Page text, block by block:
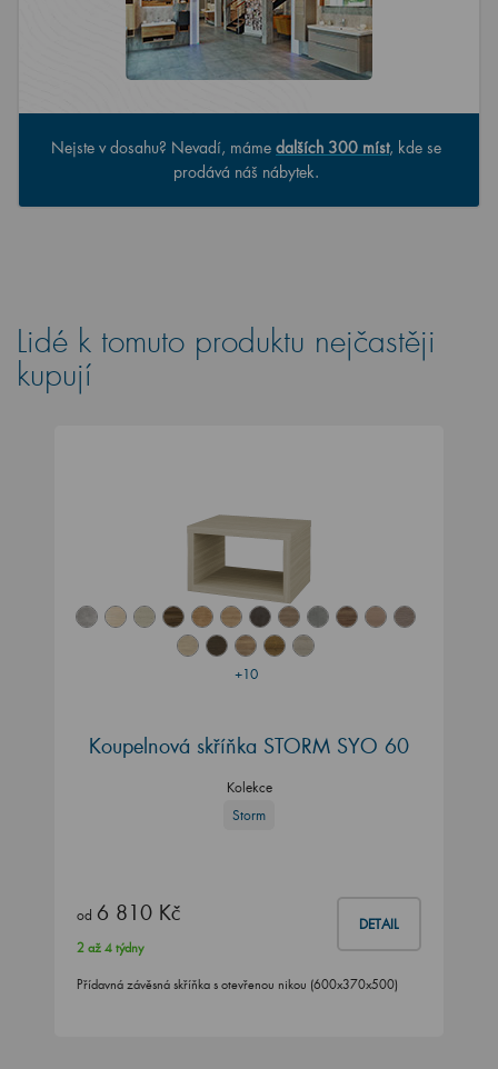
Nejste v dosahu? Nevadí, máme dalších 300 míst, kde se
prodává náš nábytek.
Lidé k tomuto produktu nejčastěji
kupují
+10
Koupelnová skříňka STORM SYO 60
Kolekce
Storm
od 6 810 Kč DETAIL
2 až 4 týdny
Přídavná závěsná skříňka s otevřenou nikou (600x370x500)